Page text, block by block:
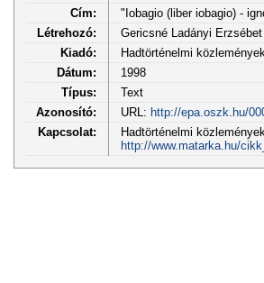
Cím:
"Iobagio (liber iobagio) -
Létrehozó:
Gericsné Ladányi Erzsébet
Kiadó:
Hadtörténelmi
Dátum:
1998
Típus:
Text
Azonosító:
URL: http://epa.oszk.hu/
Kapcsolat:
Hadtörténelmi
http://www.matarka.hu/